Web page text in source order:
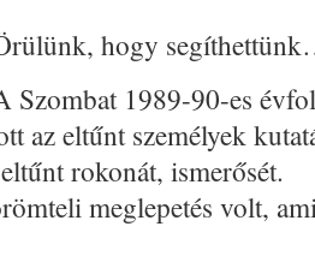
hogy
Szombat 1989-90-es
az eltűnt személyek
rokonát, ismerősét.
meglepe­tés volt,